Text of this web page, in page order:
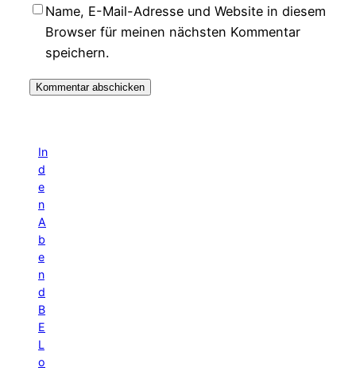
Name, E-Mail-Adresse und Website in diesem
Browser für meinen nächsten Kommentar
speichern.
In
d
e
n
A
b
e
n
d
B
E
L
o